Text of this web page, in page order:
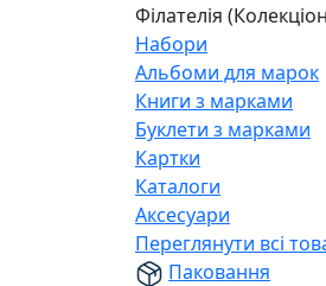
Філателія
Набори
Альбоми для марок
Книги з марками
Буклети з марками
Картки
Каталоги
Аксесуари
Переглянути всі
Паковання